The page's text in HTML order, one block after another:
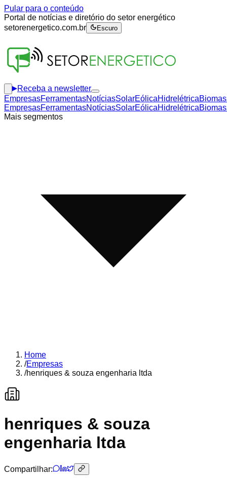
Pular para o conteúdo
Portal de notícias e diretório do setor energético
setorenergetico.com.br
Escuro
Receba a newsletter
EmpresasFerramentasNotíciasSolarEólicaHidrelétrica
EmpresasFerramentasNotíciasSolarEólicaHidrelétrica
Mais segmentos
Home
/Empresas
/henriques & souza engenharia ltda
henriques & souza
engenharia ltda
Compartilhar: